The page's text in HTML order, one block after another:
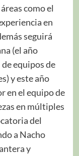
como el
en
seguirá
(el año
equipos de
y este año
en el equipo de
en múltiples
del
a Nacho
y